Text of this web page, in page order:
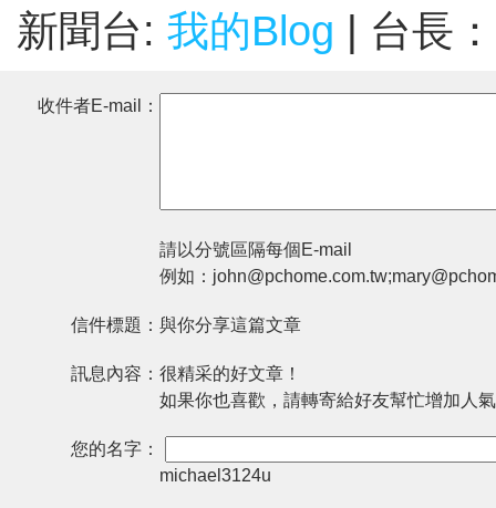
新聞台: 我的Blog | 台長：
收件者E-mail：
請以分號區隔每個E-mail
例如：
信件標題： 與你分享這篇文章
訊息內容： 很精采的好文章！
如果你也喜歡，請轉寄給好友幫忙增加人
您的名字：
michael3124u